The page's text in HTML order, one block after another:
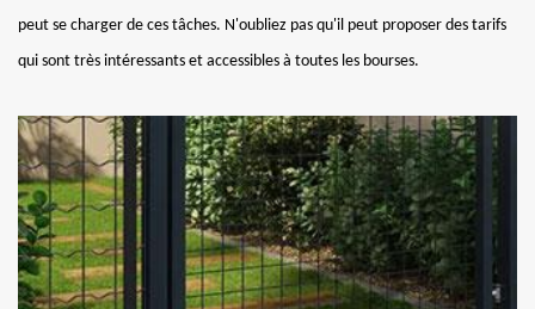
peut se charger de ces tâches. N'oubliez pas qu'il peut proposer des tarifs
qui sont très intéressants et accessibles à toutes les bourses.